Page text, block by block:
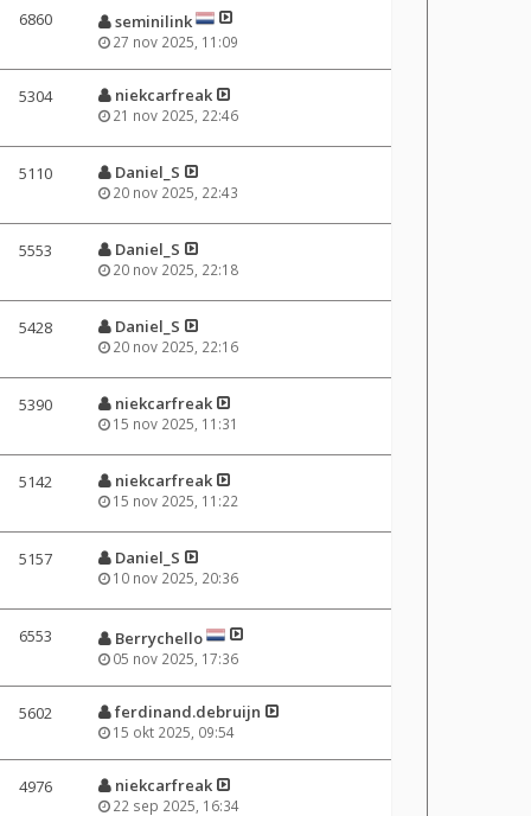
6860 seminilink
27 nov 2025, 11:09
5304 niekcarfreak
21 nov 2025, 22:46
5110 Daniel_S
20 nov 2025, 22:43
5553 Daniel_S
20 nov 2025, 22:18
5428 Daniel_S
20 nov 2025, 22:16
5390 niekcarfreak
15 nov 2025, 11:31
5142 niekcarfreak
15 nov 2025, 11:22
5157 Daniel_S
10 nov 2025, 20:36
6553 Berrychello
05 nov 2025, 17:36
5602 ferdinand.debruijn
15 okt 2025, 09:54
4976 niekcarfreak
22 sep 2025, 16:34